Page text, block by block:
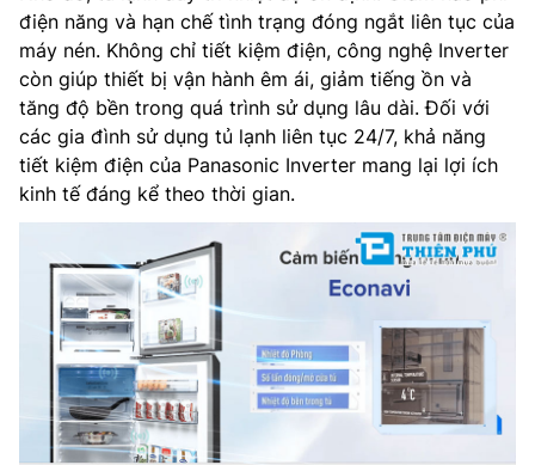
điện năng và hạn chế tình trạng đóng ngắt liên tục của
máy nén. Không chỉ tiết kiệm điện, công nghệ Inverter
còn giúp thiết bị vận hành êm ái, giảm tiếng ồn và
tăng độ bền trong quá trình sử dụng lâu dài. Đối với
các gia đình sử dụng tủ lạnh liên tục 24/7, khả năng
tiết kiệm điện của Panasonic Inverter mang lại lợi ích
kinh tế đáng kể theo thời gian.